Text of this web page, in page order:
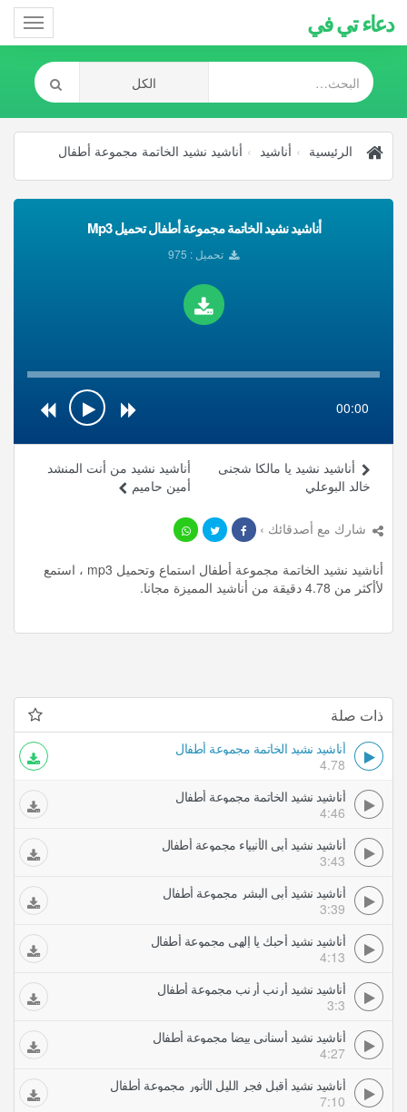
دعاء تي في
الرئيسية أناشيد أناشيد نشيد الخاتمة مجموعة أطفال
أناشيد نشيد الخاتمة مجموعة أطفال تحميل Mp3
تحميل : 975
00:00
أناشيد نشيد من أنت المنشد
أمين حاميم
أناشيد نشيد يا مالكا شجنى
خالد البوعلي
شارك مع أصدقائك ›
أناشيد نشيد الخاتمة مجموعة أطفال استماع وتحميل mp3 ، استمع
لأأكثر من 4.78 دقيقة من أناشيد المميزة مجانا.
ذات صلة
أناشيد نشيد الخاتمة مجموعة أطفال
4.78
أناشيد نشيد الخاتمة مجموعة أطفال
4:46
أناشيد نشيد أبى الأنبياء مجموعة أطفال
3:43
أناشيد نشيد أبى البشر مجموعة أطفال
3:39
أناشيد نشيد أحبك يا إلهي مجموعة أطفال
4:13
أناشيد نشيد أرنب أرنب مجموعة أطفال
3:3
أناشيد نشيد أسنانى بيضا مجموعة أطفال
4:27
أناشيد نشيد أقبل فجر الليل الأنور مجموعة أطفال
7:10